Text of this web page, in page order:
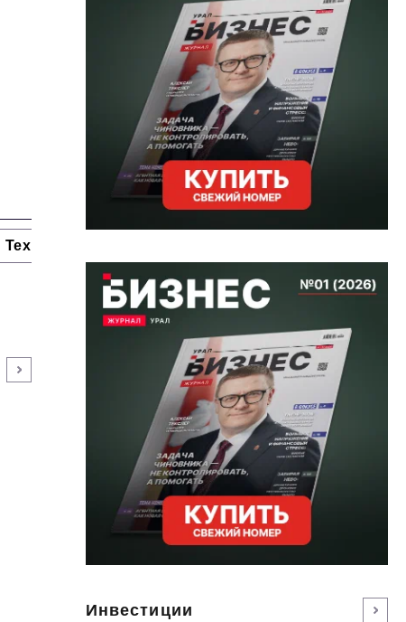
Технологии и тренды
Инвестиции